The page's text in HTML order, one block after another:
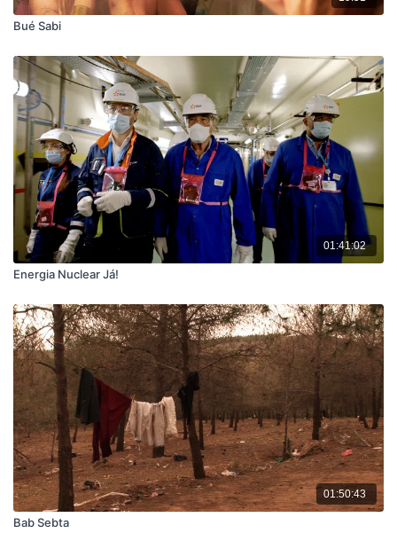
Bué Sabi
01:41:02
Energia Nuclear Já!
01:50:43
Bab Sebta